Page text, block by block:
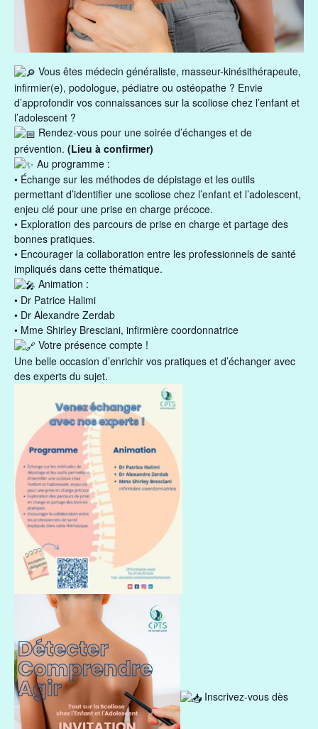
Vous êtes médecin généraliste, masseur-kinésithérapeute,
infirmier(e), podologue, pédiatre ou ostéopathe ? Envie
d’approfondir vos connaissances sur la scoliose chez l’enfant et
l’adolescent ?
Rendez-vous pour une soirée d’échanges et de
prévention. (Lieu à confirmer)
Au programme :
• Échange sur les méthodes de dépistage et les outils
permettant d’identifier une scoliose chez l’enfant et l’adolescent,
enjeu clé pour une prise en charge précoce.
• Exploration des parcours de prise en charge et partage des
bonnes pratiques.
• Encourager la collaboration entre les professionnels de santé
impliqués dans cette thématique.
Animation :
• Dr Patrice Halimi
• Dr Alexandre Zerdab
• Mme Shirley Bresciani, infirmière coordonnatrice
Votre présence compte !
Une belle occasion d’enrichir vos pratiques et d’échanger avec
des experts du sujet.
Inscrivez-vous dès